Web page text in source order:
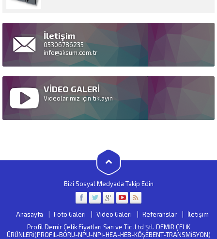
İletişim
05306786235
info@aksum.com.tr
VİDEO GALERİ
Videolarımız için tıklayın
Bizi Sosyal Medyada Takip Edin
Anasayfa Foto Galeri Video Galeri Referanslar
İletişim
Profil Demir Çelik Fiyatları San ve Tic .Ltd Ştl. DEMİR ÇELİK
ÜRÜNLERİ(PROFİL-BORU-NPU-NPİ-HEA-HEB-KÖŞEBENT-TRANSMİSYON)